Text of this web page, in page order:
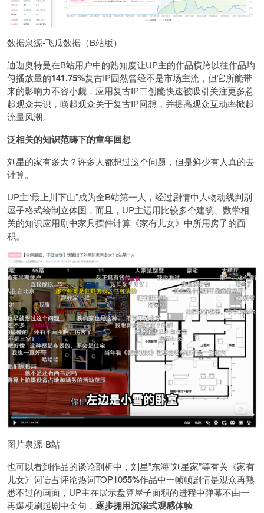
数据泉源-飞瓜数据（B站版）
迪迦奥特曼在B站用户中的熟知度让UP主的作品横跨以往作品均
匀播放量的141.75%复古IP固然曾经不是市场主流，但它所能带
来的影响力不容小觑，应用复古IP二创能快速被吸引关注更多惹
起观众共识，唤起观众关于复古IP回想，并提高观众互动率掀起
流量风潮。
泛相关的知识范畴下的童年回想
刘星的家有多大？许多人都想过这个问题，但是鲜少有人真的去
计算。
UP主“最上川下山”成为全B站第一人，经过剧情中人物动线判别
屋子格式绘制立体图，而且，UP主运用比较多个建筑、数学相
关的知识应用剧中家具摆件计算《家有儿女》中所用房子的面
积。
图片泉源-B站
也可以看到作品的谈论剖析中，刘星”东海”刘星家”等有关《家有
儿女》词语占评论热词TOP1055%作品中一帧帧剧情是观众再熟
悉不过的画面，UP主在展示盘算屋子面积的进程中弹幕不由一
再爆梗刷起剧中金句， 逐步拥用沉溺式观感体验